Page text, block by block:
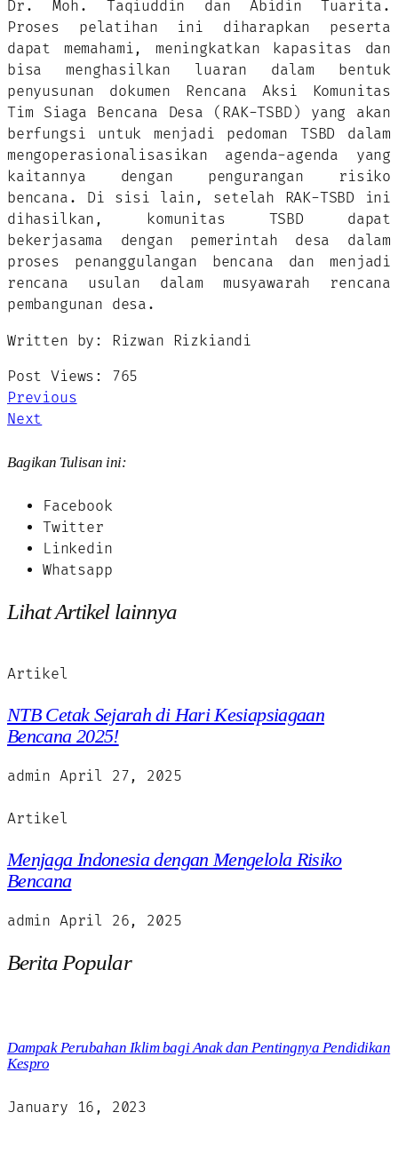
Dr. Moh. Taqiuddin dan Abidin Tuarita.
Proses pelatihan ini diharapkan peserta
dapat memahami, meningkatkan kapasitas dan
bisa menghasilkan luaran dalam bentuk
penyusunan dokumen Rencana Aksi Komunitas
Tim Siaga Bencana Desa (RAK-TSBD) yang akan
berfungsi untuk menjadi pedoman TSBD dalam
mengoperasionalisasikan agenda-agenda yang
kaitannya dengan pengurangan risiko
bencana. Di sisi lain, setelah RAK-TSBD ini
dihasilkan, komunitas TSBD dapat
bekerjasama dengan pemerintah desa dalam
proses penanggulangan bencana dan menjadi
rencana usulan dalam musyawarah rencana
pembangunan desa.
Written by: Rizwan Rizkiandi
Post Views:
765
Previous
Next
Bagikan Tulisan ini:
Facebook
Twitter
Linkedin
Whatsapp
Lihat Artikel lainnya
Artikel
NTB Cetak Sejarah di Hari Kesiapsiagaan
Bencana 2025!
admin April 27, 2025
Artikel
Menjaga Indonesia dengan Mengelola Risiko
Bencana
admin April 26, 2025
Berita Popular
Dampak Perubahan Iklim bagi Anak dan Pentingnya Pendidikan
Kespro
January 16, 2023